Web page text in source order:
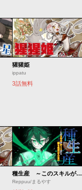
猩猩姫
ippatu
3話無料
種生産 ～このスキルがチートだとまだ誰も気付いていない～
Reppuu/まるやす